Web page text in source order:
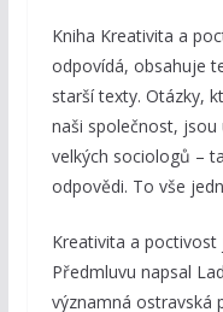
Kniha Kreativita a
odpovídá, obsahuje
starší texty. Otázky,
naši společnost,
velkých sociologů –
odpovědi. To vše
Kreativita a
Předmluvu napsal
významná ostravská